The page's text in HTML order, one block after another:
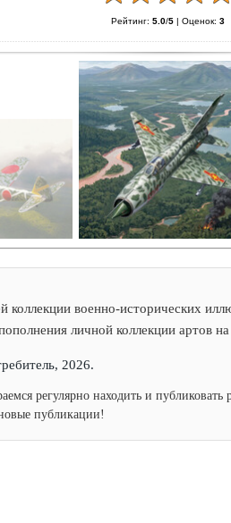
Рейтинг: 5.0/5| Оценок: 3
коллекции военно-исторических
личной коллекции артов
2026.
регулярно находить и
публикации!